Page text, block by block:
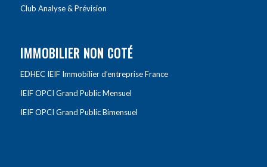
Club Analyse & Prévision
IMMOBILIER NON COTÉ
EDHEC IEIF Immobilier d’entreprise France
IEIF OPCI Grand Public Mensuel
IEIF OPCI Grand Public Bimensuel